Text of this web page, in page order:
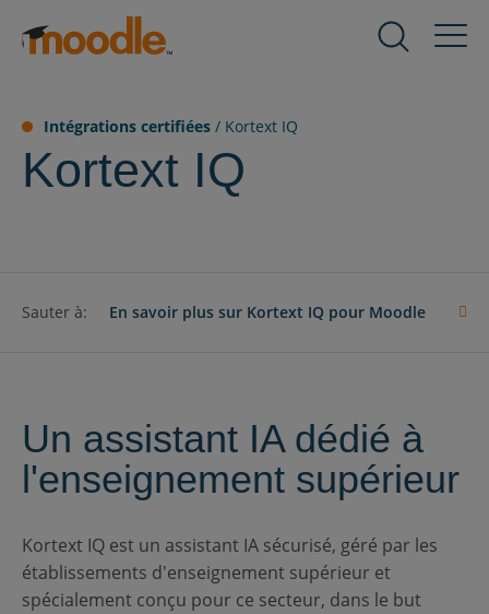
Produits
for
Prestations de service
service
for
Expand
propos
de
nous
child
menu
for
Ressources
Contact
FR
Intégrations certifiées / Kortext IQ
Kortext IQ
Sauter à: En savoir plus sur Kortext IQ pour Moodle
Un assistant IA dédié à
l'enseignement supérieur
Kortext IQ est un assistant IA sécurisé, géré par les
établissements d'enseignement supérieur et
spécialement conçu pour ce secteur, dans le but